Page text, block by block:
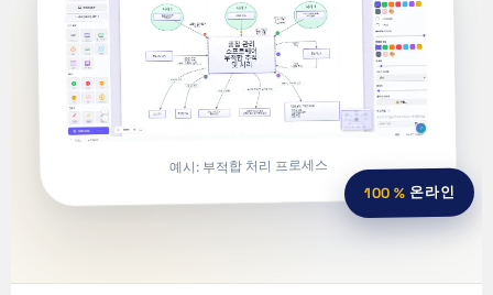
예시: 부적합 처리 프로세스
100 % 온라인